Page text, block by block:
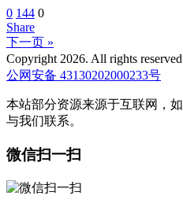
0 144 0
Share
下一页 »
Copyright 2026. All rights
公网安备 43130202000233号
本站部分资源来源于互联网，
与我们联系。
微信扫一扫